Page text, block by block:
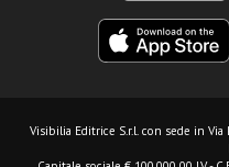
Visibilia Editrice S.r.l. con sede in Via